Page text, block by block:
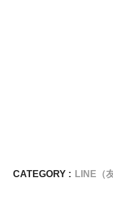
CATEGORY : LINE（